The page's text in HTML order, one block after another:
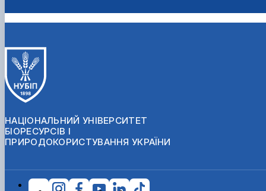
НАЦІОНАЛЬНИЙ УНІВЕРСИТЕТ
БІОРЕСУРСІВ І
ПРИРОДОКОРИСТУВАННЯ УКРАЇНИ